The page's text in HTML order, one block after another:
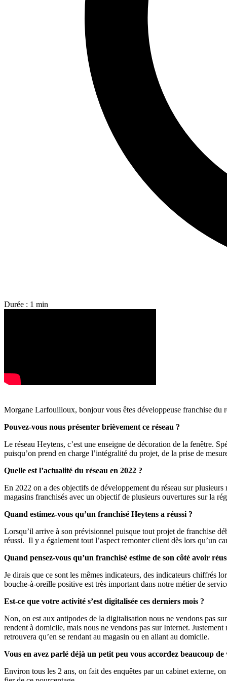
Durée : 1 min
Morgane Larfouilloux, bonjour vous êtes développeuse franchise du
Pouvez-vous nous présenter brièvement ce réseau ?
Le réseau Heytens, c’est une enseigne de décoration de la fenêtre.
puisqu’on prend en charge l’intégralité du projet, de la prise de
Quelle est l’actualité du réseau en 2022 ?
En 2022 on a des objectifs de développement du réseau sur
magasins franchisés avec un objectif de plusieurs ouvertures sur la
Quand estimez-vous qu’un franchisé Heytens a réussi ?
Lorsqu’il arrive à son prévisionnel puisque tout projet de franchise
réussi. Il y a également tout l’aspect remonter client dès lors qu’un
Quand pensez-vous qu’un franchisé estime de son côté avoir
Je dirais que ce sont les mêmes indicateurs, des indicateurs chiffrés
bouche-à-oreille positive est très important dans notre métier de
Est-ce que votre activité s’est digitalisée ces derniers mois ?
Non, on est aux antipodes de la digitalisation nous ne vendons pas
rendent à domicile, mais nous ne vendons pas sur Internet.
retrouvera qu’en se rendant au magasin ou en allant au domicile.
Vous en avez parlé déjà un petit peu vous accordez beaucoup
Environ tous les 2 ans, on fait des enquêtes par un cabinet externe,